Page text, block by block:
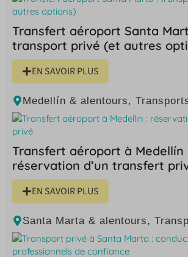
Transfert aéroport Santa
transport privé (et autres
EN SAVOIR PLUS
Medellín & alentours,
Transfert aéroport à Medellín
réservation d’un transfert
EN SAVOIR PLUS
Santa Marta & alentours,